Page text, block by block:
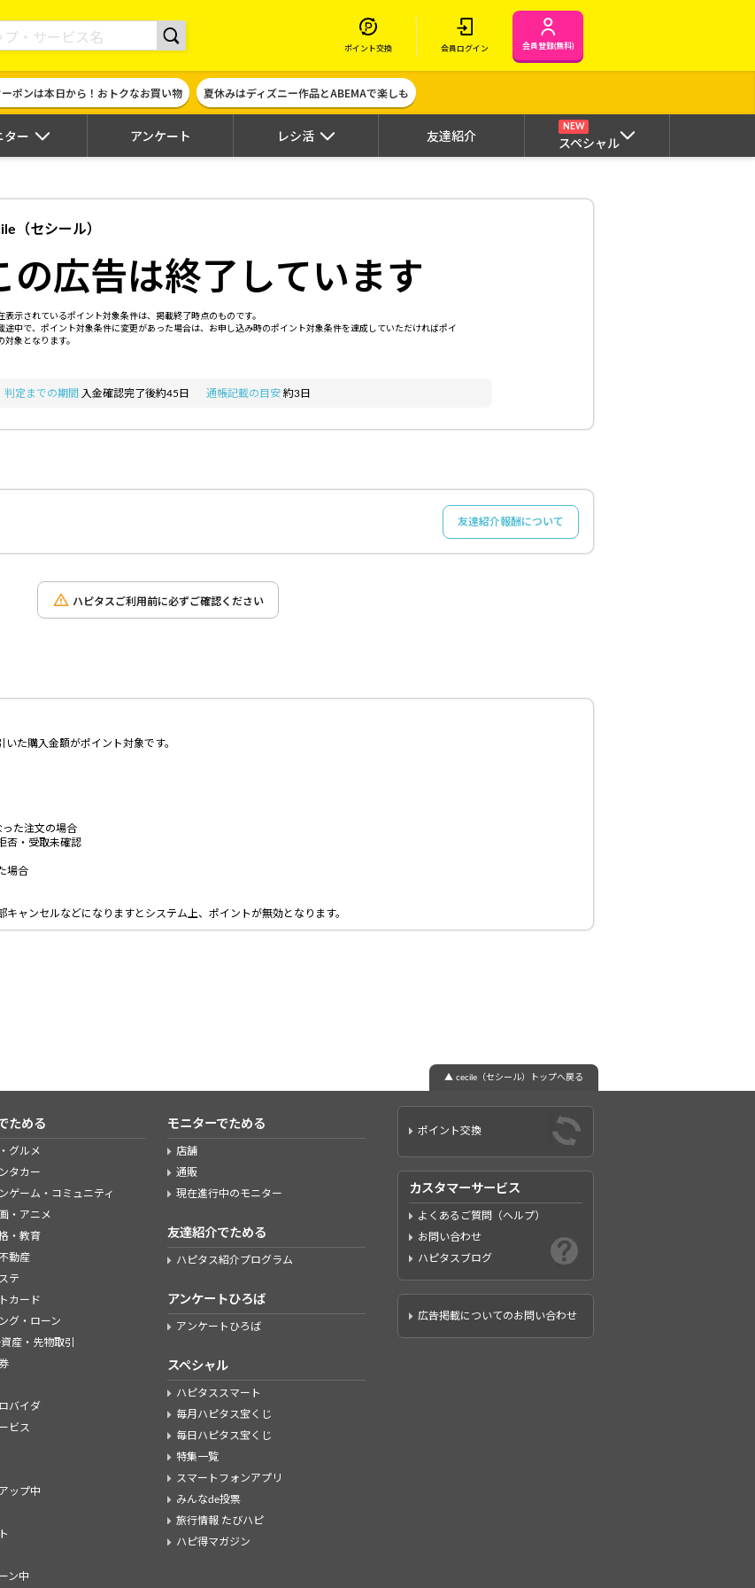
フト券に交換できるポイントサイト | ハピタス
ポイント交換 会員ログイン 会員登録(無料)
ポンは本日から！おトクなお買い物 夏休みはディズニー作品とABEMAで楽しも
ター アンケート レシ活 友達紹介
NEW
スペシャル
（セシール）
の広告は終了しています
表示されているポイント対象条件は、掲載終了時点のものです。
途中で、ポイント対象条件に変更があった場合は、お申し込み時のポイント対象条件を達成していただければポイ
対象となります。
判定までの期間 入金確認完了後約45日 通帳記載の目安 約3日
友達紹介報酬について
ハピタスご利用前に必ずご確認ください
た購入金額がポイント対象です。
った注文の場合
否・受取未確認
場合
ャンセルなどになりますとシステム上、ポイントが無効となります。
▲ cecile（セシール）トップへ戻る
ためる
グルメ
タカー
ゲーム・コミュニティ
・アニメ
・教育
動産
テ
カード
グ・ローン
産・先物取引
バイダ
ビス
ップ中
ン中
モニターでためる
店舗
通販
現在進行中のモニター
友達紹介でためる
ハピタス紹介プログラム
アンケートひろば
アンケートひろば
スペシャル
ハピタススマート
毎月ハピタス宝くじ
毎日ハピタス宝くじ
特集一覧
スマートフォンアプリ
みんなde投票
旅行情報 たびハピ
ハピ得マガジン
ポイント交換
カスタマーサービス
よくあるご質問（ヘルプ）
お問い合わせ
ハピタスブログ
広告掲載についてのお問い合わせ